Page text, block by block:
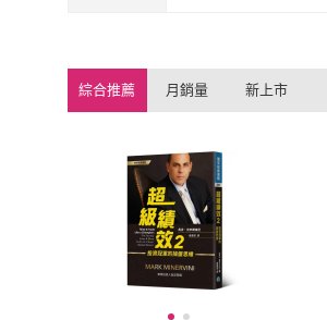
綜合推薦 月銷量 新上市